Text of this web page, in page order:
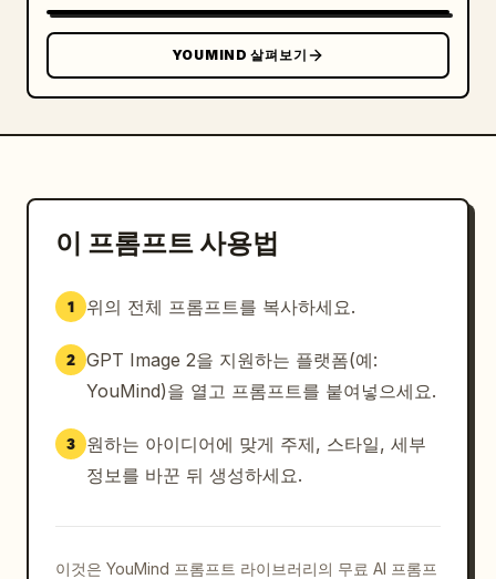
YOUMIND 살펴보기
이 프롬프트 사용법
1 위의 전체 프롬프트를 복사하세요.
2 GPT Image 2을 지원하는 플랫폼(예:
YouMind)을 열고 프롬프트를 붙여넣으세요.
3
원하는 아이디어에 맞게 주제, 스타일, 세부
정보를 바꾼 뒤 생성하세요.
이것은 YouMind 프롬프트 라이브러리의 무료 AI 프롬프